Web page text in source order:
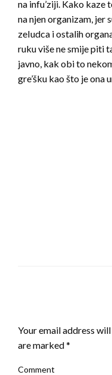
na infu’ziji. Kako kaze
na njen organizam, jer
zeIudca i ostalih
ruku više ne smije piti
javno, kak obi to
gre’šku kao što je ona
Your email address
are marked*
Comment